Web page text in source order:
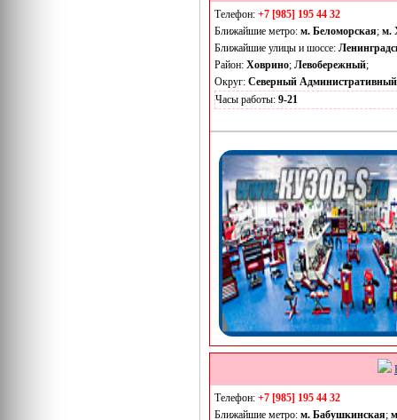
Телефон: +7 [985] 195 44 32
Ближайшие метро: м. Беломорская; м.
Ближайшие улицы и шоссе:
Район: Ховрино; Левобережный;
Округ: Северный
Часы работы: 9-21
Телефон: +7 [985] 195 44 32
Ближайшие метро: м. Бабушкинская;